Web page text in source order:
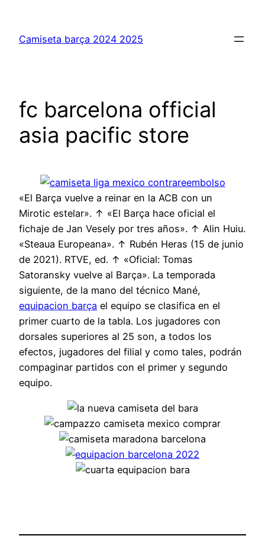
contenido
Camiseta barça 2024 2025
fc barcelona official
asia pacific store
«El Barça vuelve a reinar en la ACB con un
Mirotic estelar». ↑ «El Barça hace oficial el
fichaje de Jan Vesely por tres años». ↑ Alin Huiu.
«Steaua Europeana». ↑ Rubén Heras (15 de junio
de 2021). RTVE, ed. ↑ «Oficial: Tomas
Satoransky vuelve al Barça». La temporada
siguiente, de la mano del técnico Mané,
equipacion barça el equipo se clasifica en el
primer cuarto de la tabla. Los jugadores con
dorsales superiores al 25 son, a todos los
efectos, jugadores del filial y como tales, podrán
compaginar partidos con el primer y segundo
equipo.